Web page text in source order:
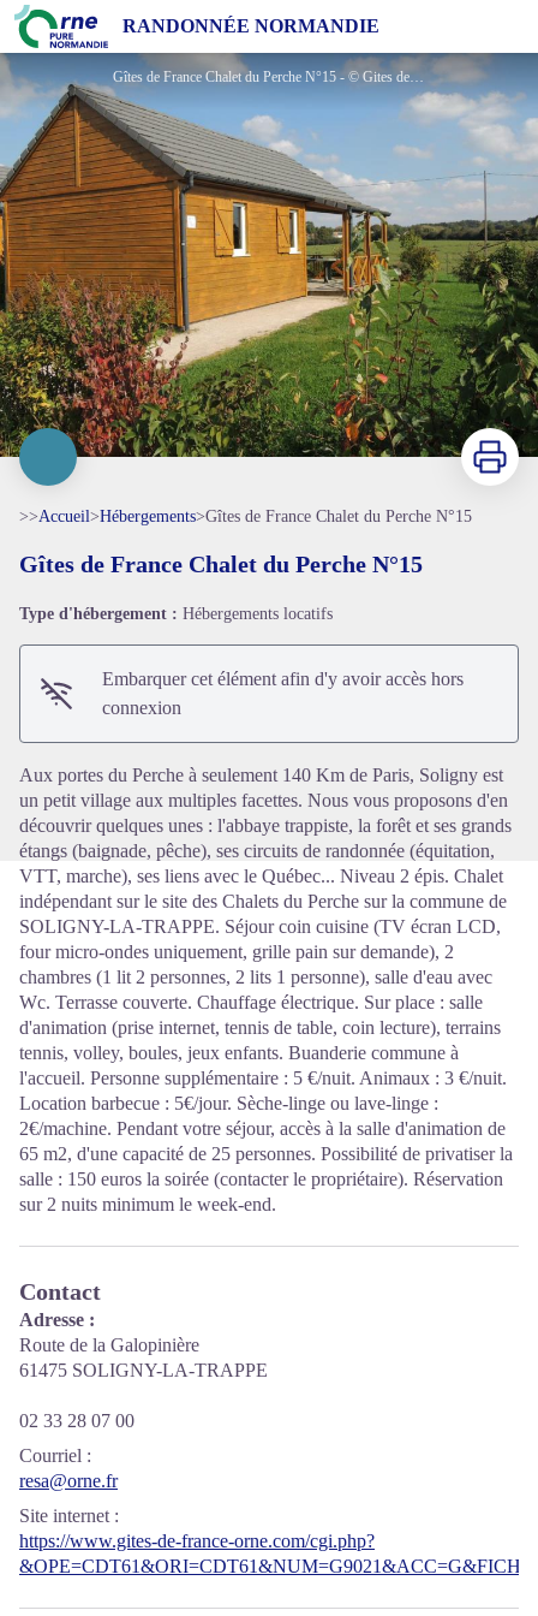
RANDONNÉE NORMANDIE
Gîtes de France Chalet du Perche N°15
Gîtes de France Chalet du Perche N°15 - © Gites de France Orne
Voir l'image en plein écran
Imprimer
>>Accueil>Hébergements>Gîtes de France Chalet du Perche N°15
Gîtes de France Chalet du Perche N°15
Type d'hébergement : Hébergements locatifs
Embarquer cet élément afin d'y avoir accès hors
connexion
Aux portes du Perche à seulement 140 Km de Paris, Soligny est
un petit village aux multiples facettes. Nous vous proposons d'en
découvrir quelques unes : l'abbaye trappiste, la forêt et ses grands
étangs (baignade, pêche), ses circuits de randonnée (équitation,
VTT, marche), ses liens avec le Québec... Niveau 2 épis. Chalet
indépendant sur le site des Chalets du Perche sur la commune de
SOLIGNY-LA-TRAPPE. Séjour coin cuisine (TV écran LCD,
four micro-ondes uniquement, grille pain sur demande), 2
chambres (1 lit 2 personnes, 2 lits 1 personne), salle d'eau avec
Wc. Terrasse couverte. Chauffage électrique. Sur place : salle
d'animation (prise internet, tennis de table, coin lecture), terrains
tennis, volley, boules, jeux enfants. Buanderie commune à
l'accueil. Personne supplémentaire : 5 €/nuit. Animaux : 3 €/nuit.
Location barbecue : 5€/jour. Sèche-linge ou lave-linge :
2€/machine. Pendant votre séjour, accès à la salle d'animation de
65 m2, d'une capacité de 25 personnes. Possibilité de privatiser la
salle : 150 euros la soirée (contacter le propriétaire). Réservation
sur 2 nuits minimum le week-end.
Contact
Adresse :
Route de la Galopinière
61475 SOLIGNY-LA-TRAPPE
02 33 28 07 00
Courriel :
resa@orne.fr
Site internet :
https://www.gites-de-france-orne.com/cgi.php?